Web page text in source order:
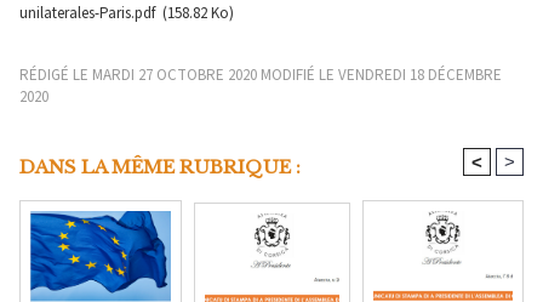
unilaterales-Paris.pdf (158.82 Ko)
RÉDIGÉ LE MARDI 27 OCTOBRE 2020 MODIFIÉ LE VENDREDI 18 DÉCEMBRE
2020
DANS LA MÊME RUBRIQUE : < >